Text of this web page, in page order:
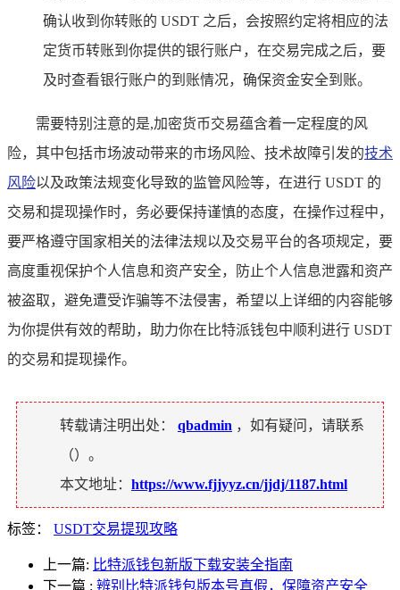
确认收到你转账的 USDT 之后，会按照约定将相应的法
定货币转账到你提供的银行账户，在交易完成之后，要
及时查看银行账户的到账情况，确保资金安全到账。
需要特别注意的是,加密货币交易蕴含着一定程度的风
险，其中包括市场波动带来的市场风险、技术故障引发的技术
风险以及政策法规变化导致的监管风险等，在进行 USDT 的
交易和提现操作时，务必要保持谨慎的态度，在操作过程中，
要严格遵守国家相关的法律法规以及交易平台的各项规定，要
高度重视保护个人信息和资产安全，防止个人信息泄露和资产
被盗取，避免遭受诈骗等不法侵害，希望以上详细的内容能够
为你提供有效的帮助，助力你在比特派钱包中顺利进行 USDT
的交易和提现操作。
转载请注明出处： qbadmin ，如有疑问，请联系
（）。
本文地址： https://www.fjjyyz.cn/jjdj/1187.html
标签： USDT交易提现攻略
上一篇: 比特派钱包新版下载安装全指南
下一篇 : 辨别比特派钱包版本号真假，保障资产安全